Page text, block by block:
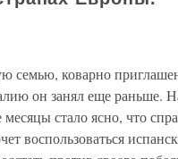
семью, коварно
он занял еще раньше.
стало ясно, что
воспользоваться